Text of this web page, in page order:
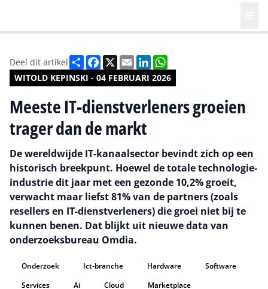
WITOLD KEPINSKI - 04 FEBRUARI 2026
Deel dit artikel DeelFacebook
X EmailLinkedIn
Meeste IT-dienstverleners groeien
trager dan de markt
De wereldwijde IT-kanaalsector bevindt zich op een
historisch breekpunt. Hoewel de totale technologie-
industrie dit jaar met een gezonde 10,2% groeit,
verwacht maar liefst 81% van de partners (zoals
resellers en IT-dienstverleners) die groei niet bij te
kunnen benen. Dat blijkt uit nieuwe data van
onderzoeksbureau Omdia.
Onderzoek Ict-branche Hardware
Software
Services
Ai Cloud Marketplace